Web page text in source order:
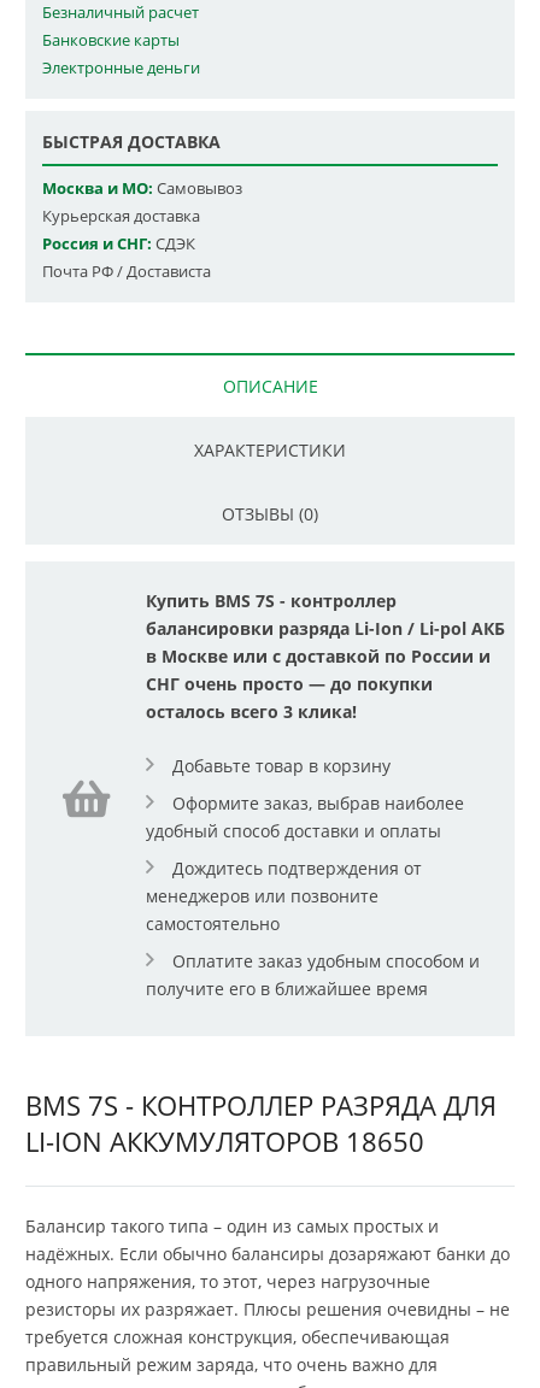
Безналичный расчет
Банковские карты
Электронные деньги
БЫСТРАЯ ДОСТАВКА
Москва и МО: Самовывоз
Курьерская доставка
Россия и СНГ: СДЭК
Почта РФ / Достависта
ОПИСАНИЕ
ХАРАКТЕРИСТИКИ
ОТЗЫВЫ (0)
Купить BMS 7S - контроллер
балансировки разряда Li-Ion / Li-pol АКБ
в Москве или с доставкой по России и
СНГ очень просто — до покупки
осталось всего 3 клика!
Добавьте товар в корзину
Оформите заказ, выбрав наиболее
удобный способ доставки и оплаты
Дождитесь подтверждения от
менеджеров или позвоните
самостоятельно
Оплатите заказ удобным способом и
получите его в ближайшее время
BMS 7S - КОНТРОЛЛЕР РАЗРЯДА ДЛЯ
LI-ION АККУМУЛЯТОРОВ 18650
Балансир такого типа – один из самых простых и
надёжных. Если обычно балансиры дозаряжают банки до
одного напряжения, то этот, через нагрузочные
резисторы их разряжает. Плюсы решения очевидны – не
требуется сложная конструкция, обеспечивающая
правильный режим заряда, что очень важно для